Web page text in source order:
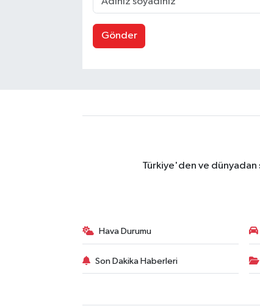
Gönder
Türkiye'den ve dünyadan
Hava Durumu
Son Dakika Haberleri